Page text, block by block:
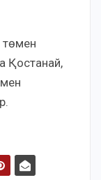
Қостанай,